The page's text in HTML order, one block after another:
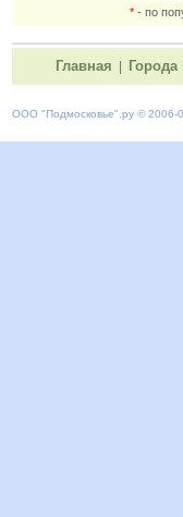
*- по
Главная
ООО "Подмосковье" .ру © 2006-